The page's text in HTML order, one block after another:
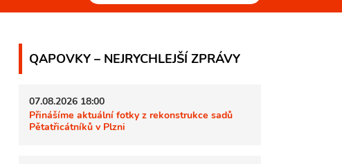
QAPOVKY – NEJRYCHLEJŠÍ ZPRÁVY
07.08.2026 18:00
Přinášíme aktuální fotky z rekonstrukce sadů
Pětatřicátníků v Plzni